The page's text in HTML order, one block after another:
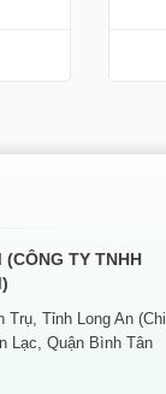
(CÔNG TY TNHH
Trụ, Tỉnh Long An (Chi
Lạc, Quận Bình Tân